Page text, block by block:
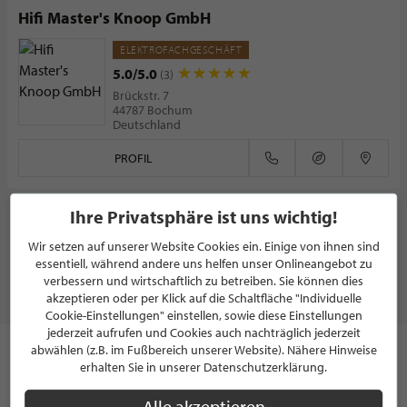
Hifi Master's Knoop GmbH
ELEKTROFACHGESCHÄFT
5.0/5.0 (3)
Brückstr. 7
44787 Bochum
Deutschland
PROFIL
WEITERE PARTNER ZEIGEN
LEBEN & WOHNEN
Das eigene Zuhause ist heutzutage nicht mehr nur eine reine
Unterkunft. Es ist der Ort, an dem wir die Familie zu
gemütlichen Abendessen einladen und ausgiebige
Ihre Privatsphäre ist uns wichtig!
Wir setzen auf unserer Website Cookies ein. Einige von ihnen sind
essentiell, während andere uns helfen unser Onlineangebot zu
verbessern und wirtschaftlich zu betreiben. Sie können dies
akzeptieren oder per Klick auf die Schaltfläche "Individuelle
Cookie-Einstellungen" einstellen, sowie diese Einstellungen
jederzeit aufrufen und Cookies auch nachträglich jederzeit
abwählen (z.B. im Fußbereich unserer Website). Nähere Hinweise
erhalten Sie in unserer Datenschutzerklärung.